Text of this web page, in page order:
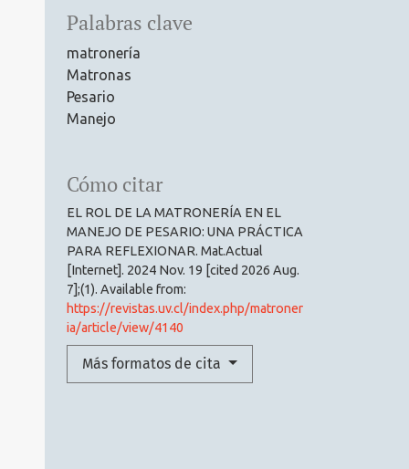
Palabras clave
matronería
Matronas
Pesario
Manejo
Cómo citar
EL ROL DE LA MATRONERÍA EN EL
MANEJO DE PESARIO: UNA PRÁCTICA
PARA REFLEXIONAR. Mat.Actual
[Internet]. 2024 Nov. 19 [cited 2026 Aug.
7];(1). Available from:
https://revistas.uv.cl/index.php/matroner
ia/article/view/4140
Más formatos de cita